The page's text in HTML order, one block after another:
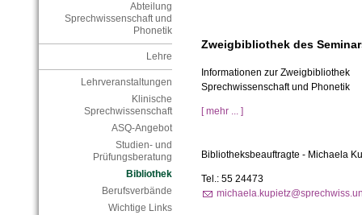
Abteilung
Sprechwissenschaft und
Phonetik
Lehre
Lehrveranstaltungen
Klinische
Sprechwissenschaft
ASQ-Angebot
Studien- und
Prüfungsberatung
Bibliothek
Berufsverbände
Wichtige Links
Zweigbibliothek des
Informationen zur Zweigbibliothek
Sprechwissenschaft und Phonetik
[ mehr ... ]
Bibliotheksbeauftragte - Michaela
Tel.: 55 24473